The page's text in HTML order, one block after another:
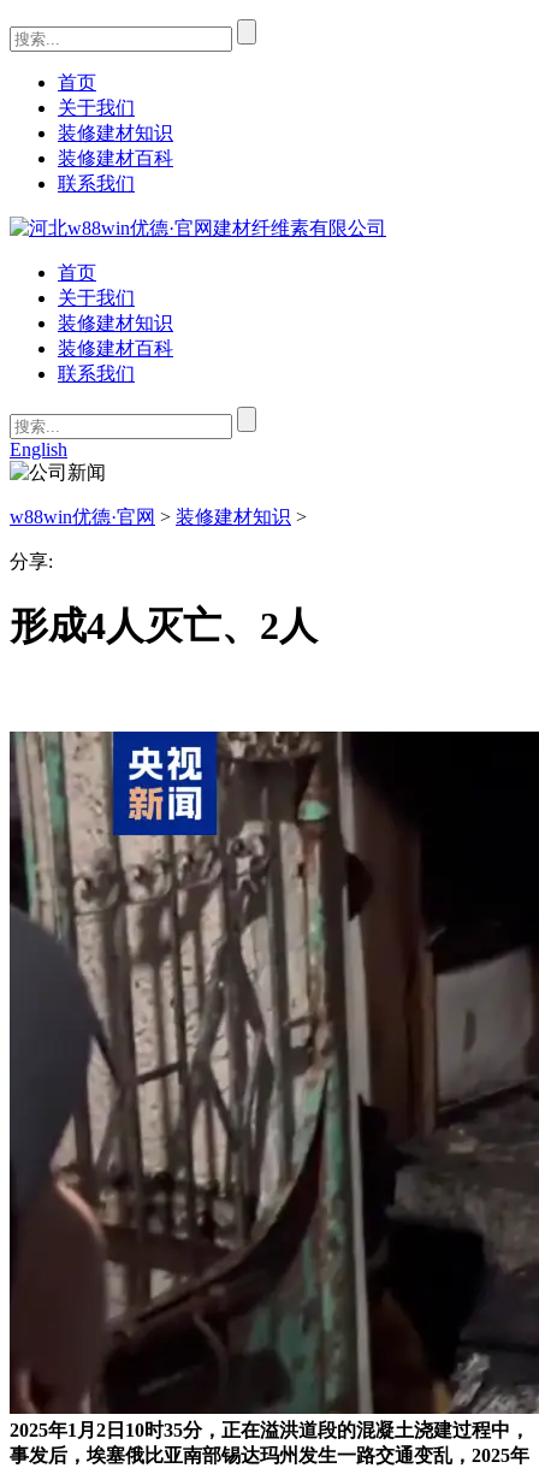
首页
关于我们
装修建材知识
装修建材百科
联系我们
首页
关于我们
装修建材知识
装修建材百科
联系我们
English
w88win优德·官网 > 装修建材知识 >
分享:
形成4人灭亡、2人
2025年1月2日10时35分，正在溢洪道段的混凝土浇建过程中，
事发后，埃塞俄比亚南部锡达玛州发生一路交通变乱，2025年